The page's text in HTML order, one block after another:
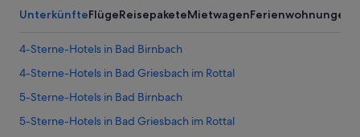
UnterkünfteFlügeReisepaketeMietwagenFerienwohnungen
4-Sterne-Hotels in Bad Birnbach
4-Sterne-Hotels in Bad Griesbach im Rottal
5-Sterne-Hotels in Bad Birnbach
5-Sterne-Hotels in Bad Griesbach im Rottal